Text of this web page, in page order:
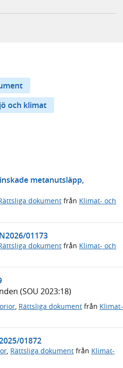
och klimat
metanutsläpp,
dokument från Klimat- och
01173
dokument från Klimat- och
(SOU 2023:18)
Rättsliga dokument från Klimat-
01872
, Rättsliga dokument från Klimat-